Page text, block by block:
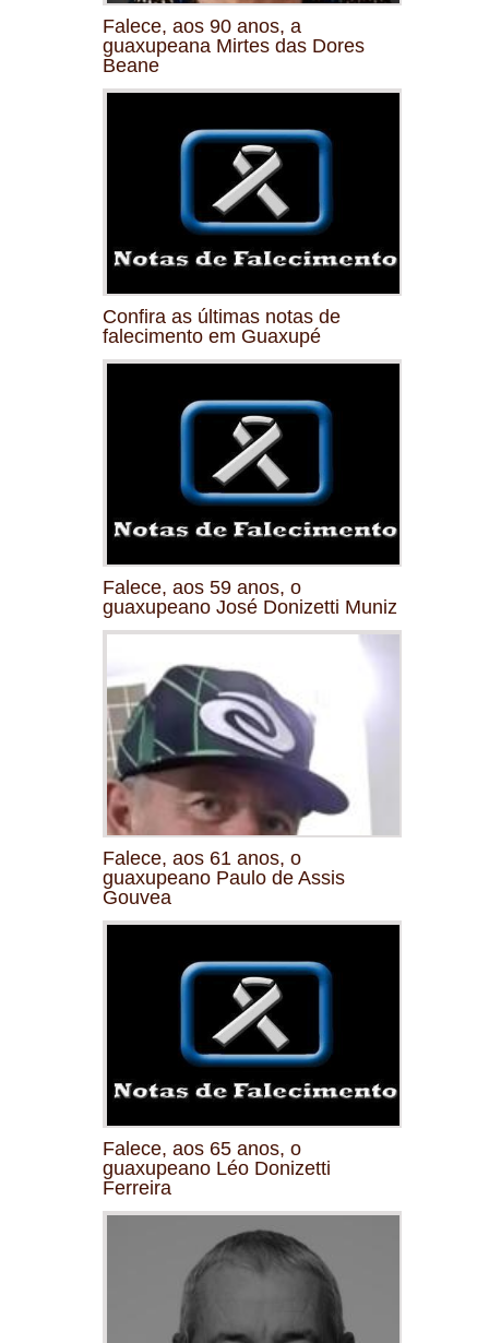
Falece, aos 90 anos, a
guaxupeana Mirtes das Dores
Beane
Confira as últimas notas de
falecimento em Guaxupé
Falece, aos 59 anos, o
guaxupeano José Donizetti Muniz
Falece, aos 61 anos, o
guaxupeano Paulo de Assis
Gouvea
Falece, aos 65 anos, o
guaxupeano Léo Donizetti
Ferreira